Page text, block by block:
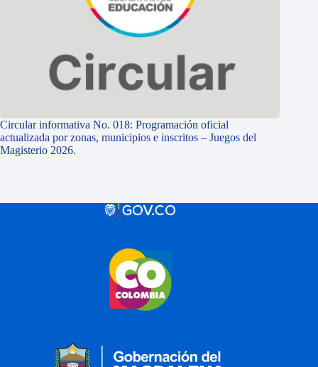
Circular informativa No. 018: Programación oficial
actualizada por zonas, municipios e inscritos – Juegos del
Magisterio 2026.